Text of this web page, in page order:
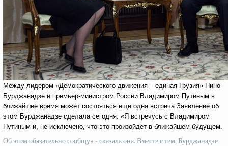
Между лидером «Демократического движения – единая Грузия» Нино
Бурджанадзе и премьер-министром России Владимиром Путиным в
ближайшее время может состояться еще одна встреча.Заявление об
этом Бурджанадзе сделала сегодня. «Я встречусь с Владимиром
Путиным и, не исключено, что это произойдет в ближайшем будущем.
Об этом обязательно сообщу» - сказала она. Вместе с тем, Бурджанадзе